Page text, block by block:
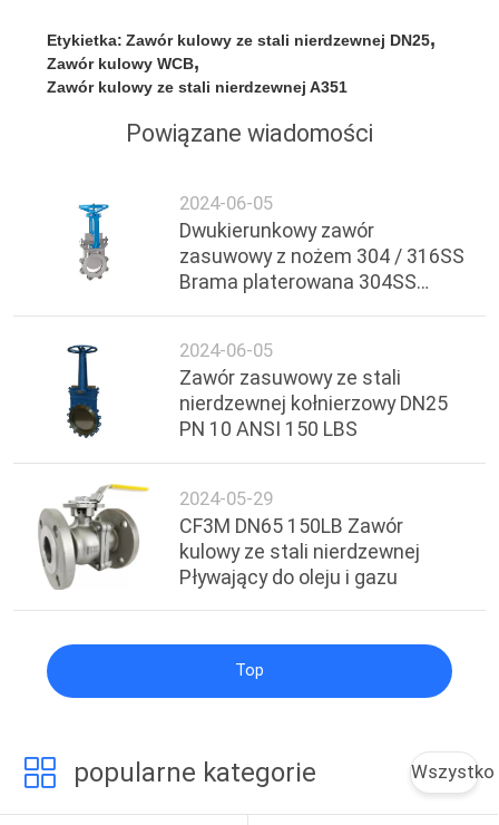
Etykietka: Zawór kulowy ze stali nierdzewnej DN25,
Zawór kulowy WCB,
Zawór kulowy ze stali nierdzewnej A351
Powiązane wiadomości
2024-06-05
Dwukierunkowy zawór
zasuwowy z nożem 304 / 316SS
Brama platerowana 304SS
2024-06-05
Zawór zasuwowy ze stali
nierdzewnej kołnierzowy DN25
PN 10 ANSI 150 LBS
2024-05-29
CF3M DN65 150LB Zawór
kulowy ze stali nierdzewnej
Pływający do oleju i gazu
Top
popularne kategorie Wszystko